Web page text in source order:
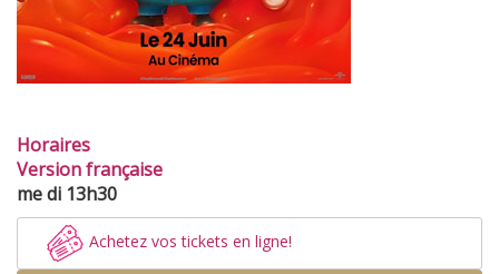
Horaires
Version française
me di 13h30
Achetez vos tickets en ligne!